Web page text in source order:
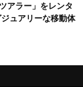
アラー」をレンタ
ュアリーな移動体